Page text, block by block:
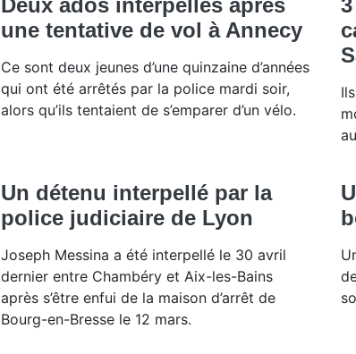
Deux ados interpellés après
une tentative de vol à Annecy
Ce sont deux jeunes d’une quinzaine d’années
qui ont été arrêtés par la police mardi soir,
alors qu’ils tentaient de s’emparer d’un vélo.
Un détenu interpellé par la
police judiciaire de Lyon
Joseph Messina a été interpellé le 30 avril
dernier entre Chambéry et Aix-les-Bains
après s’être enfui de la maison d’arrêt de
Bourg-en-Bresse le 12 mars.